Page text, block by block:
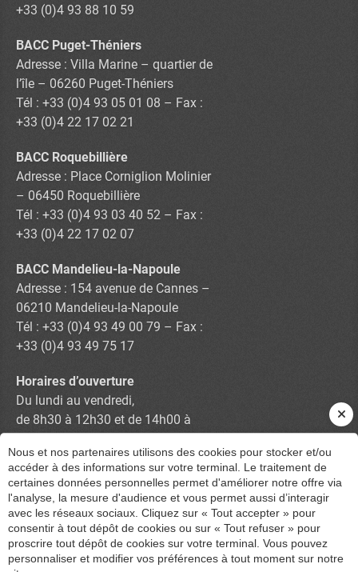
+33 (0)4 93 88 10 59
BACC Puget-Théniers
Adresse : Villa Marine – quartier de
l’île – 06260 Puget-Théniers
Tél : +33 (0)4 93 05 01 08 – Fax :
+33 (0)4 22 17 02 21
BACC Roquebillière
Adresse : Place Corniglion Molinier
– 06450 Roquebillière
Tél : +33 (0)4 93 03 40 52 – Fax :
+33 (0)4 22 17 02 07
BACC Mandelieu-la-Napoule
Adresse : 154 avenue de Cannes –
06210 Mandelieu-la-Napoule
Tél : +33 (0)4 93 49 00 79 – Fax :
+33 (0)4 93 49 75 17
Horaires d’ouverture
Du lundi au vendredi,
de 8h30 à 12h30 et de 14h00 à
Contactez-nous
Nous et nos partenaires utilisons des cookies pour stocker et/ou
accéder à des informations sur votre terminal. Le traitement de
certaines données personnelles permet d'améliorer notre offre via
l'analyse, la mesure d'audience et vous permet aussi d’interagir
avec les réseaux sociaux. Cliquez sur « Tout accepter » pour
consentir à tout dépôt de cookies ou sur « Tout refuser » pour
proscrire tout dépôt de cookies sur votre terminal. Vous pouvez
personnaliser et modifier vos préférences à tout moment sur notre